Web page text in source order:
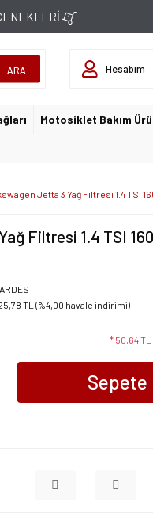
ARA Hesabım
Motosiklet Bakım
Jetta 3 Yağ Filtresi 1.4 TSI
Filtresi 1.4 TSI
TL (%4,00 havale indirimi)
* 50,64
Sepete